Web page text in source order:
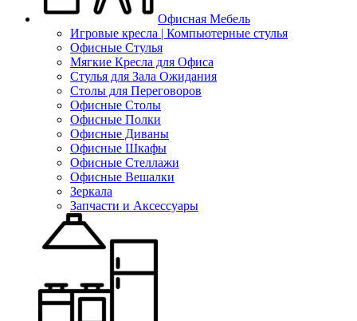
Офисная Мебель
Игровые кресла | Компьютерные стулья
Офисные Стулья
Мягкие Кресла для Офиса
Стулья для Зала Ожидания
Столы для Переговоров
Офисные Столы
Офисные Полки
Офисные Диваны
Офисные Шкафы
Офисные Стеллажи
Офисные Вешалки
Зеркала
Запчасти и Аксессуары